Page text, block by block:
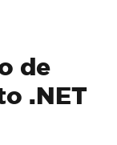
de
.NET